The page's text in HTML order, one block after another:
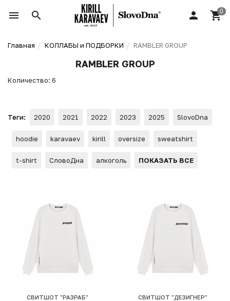
Главная КОЛЛАБЫ и ПОДБОРКИ RAMBLER GROUP
RAMBLER GROUP
Количество: 6
Теги: 2020 2021 2022 2023 2025 SlovoDna
hoodie karavaev kirill oversize sweatshirt
t-shirt СловоДна алкоголь ПОКАЗАТЬ ВСЕ
СВИТШОТ "РАЗРАБ" СВИТШОТ "ДЕЗИГНЕР"